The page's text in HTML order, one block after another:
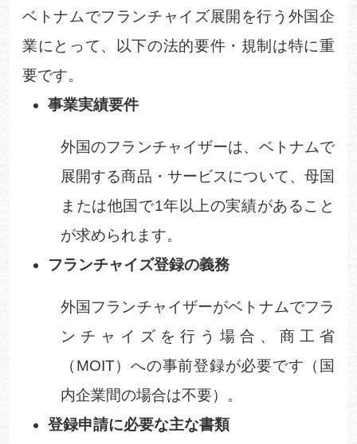
ベトナムでフランチャイズ展開を行う外国企
業にとって、以下の法的要件・規制は特に重
要です。
事業実績要件
外国のフランチャイザーは、ベトナムで
展開する商品・サービスについて、母国
または他国で1年以上の実績があること
が求められます。
フランチャイズ登録の義務
外国フランチャイザーがベトナムでフラ
ンチャイズを行う場合、商工省
（ MOIT）への事前登録が必要です（国
内企業間の場合は不要）。
登録申請に必要な主な書類